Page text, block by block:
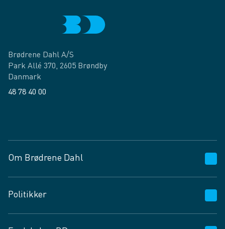
Brødrene Dahl A/S
Park Allé 370, 2605 Brøndby
Danmark
48 78 40 00
Om Brødrene Dahl
Vagttelefon 30 10 89 89
Spørgsmål og svar
Politikker